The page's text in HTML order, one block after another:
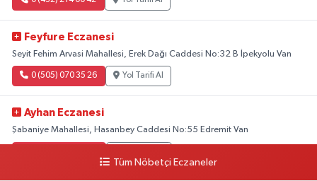
Feyfure Eczanesi
Seyit Fehim Arvasi Mahallesi, Erek Dağı Caddesi No:32 B İpekyolu Van
0 (505) 070 35 26 Yol Tarifi Al
Ayhan Eczanesi
Şabaniye Mahallesi, Hasanbey Caddesi No:55 Edremit Van
Tüm Nöbetçi Eczaneler